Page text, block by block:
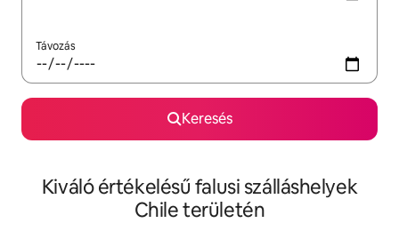
Távozás
Keresés
Kiváló értékelésű falusi szálláshelyek
Chile területén